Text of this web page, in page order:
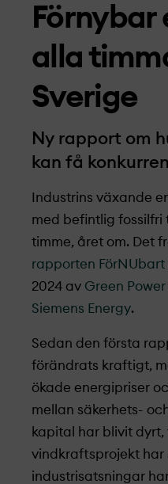
Förnybar
alla
Sverige
Ny rapport om
kan få
Industrins växande
med befintlig fossilfri
timme, året om. Det
rapporten FörNUbart
2024 av Green
Siemens Energy.
Sedan den första
förändrats kraftigt,
ökade energipriser
mellan säkerhets-
kapital har blivit dyrt,
vindkraftsprojekt­ har
industrisatsningar